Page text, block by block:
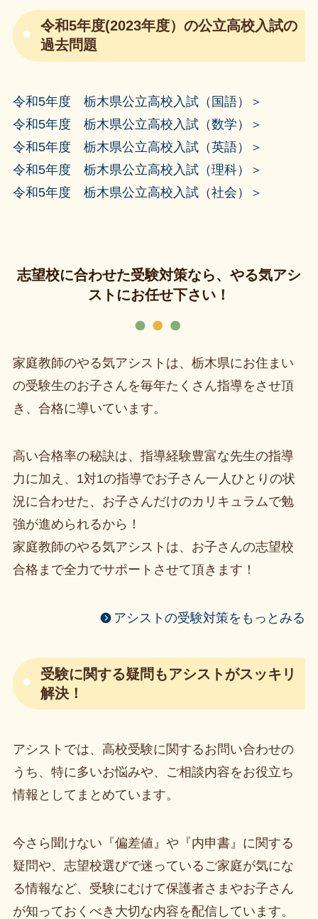
令和5年度(2023年度）の公立高校入試の
過去問題
令和5年度 栃木県公立高校入試（国語）＞
令和5年度 栃木県公立高校入試（数学）＞
令和5年度 栃木県公立高校入試（英語）＞
令和5年度 栃木県公立高校入試（理科）＞
令和5年度 栃木県公立高校入試（社会）＞
志望校に合わせた受験対策なら、やる気アシ
ストにお任せ下さい！
家庭教師のやる気アシストは、栃木県にお住まい
の受験生のお子さんを毎年たくさん指導をさせ頂
き、合格に導いています。
高い合格率の秘訣は、指導経験豊富な先生の指導
力に加え、1対1の指導でお子さん一人ひとりの状
況に合わせた、お子さんだけのカリキュラムで勉
強が進められるから！
家庭教師のやる気アシストは、お子さんの志望校
合格まで全力でサポートさせて頂きます！
アシストの受験対策をもっとみる
受験に関する疑問もアシストがスッキリ
解決！
アシストでは、高校受験に関するお問い合わせの
うち、特に多いお悩みや、ご相談内容をお役立ち
情報としてまとめています。
今さら聞けない『偏差値』や『内申書』に関する
疑問や、志望校選びで迷っているご家庭が気にな
る情報など、受験にむけて保護者さまやお子さん
が知っておくべき大切な内容を配信しています。